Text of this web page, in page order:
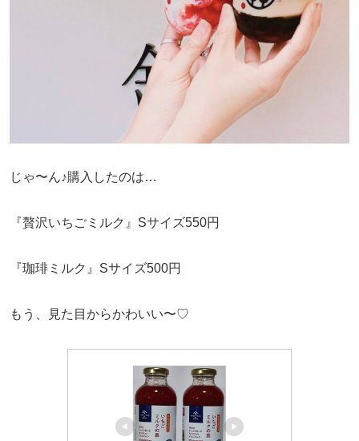
じゃ〜ん♪購入したのは…
『贅沢いちごミルク』Sサイズ550円
『珈琲ミルク』Sサイズ500円
もう、見た目からかわいい〜♡